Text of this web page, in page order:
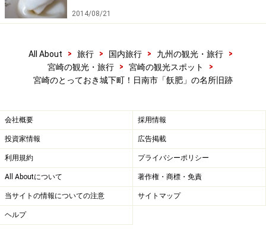
飫肥城歴史資料館
展示保管されています。1587年（天正15年）～明治4年
に至るまでの藩主であった伊東家の、華やかなりし頃の
とができます。
参考： 飫肥城城下町保存会（由緒施設）
※記事内容は執筆時点のものです。最新の内容をご確認くださ
い。
2014/08/21
All About > 旅行 > 国内旅行 > 九州の観光・旅行
>
宮崎の観光・旅行
> 宮崎の観光スポット
>
宮崎のとっておき城下町！日南市「飫肥」の名所旧跡
会社概要 採用情報
投資家情報 広告掲載
利用規約 プライバシーポリシー
All Aboutについて 著作権・商標・免責
当サイトの情報についての注意 サイトマップ
ヘルプ